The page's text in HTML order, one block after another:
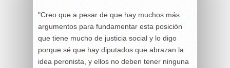
"Creo que a pesar de que hay muchos más
argumentos para fundamentar esta posición
que tiene mucho de justicia social y lo digo
porque sé que hay diputados que abrazan la
idea peronista, y ellos no deben tener ninguna